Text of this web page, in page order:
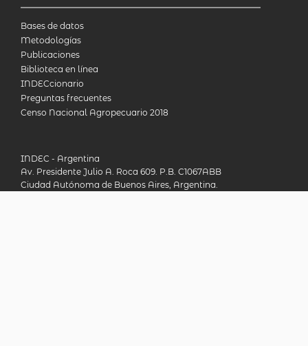
Bases de datos
Metodologías
Publicaciones
Biblioteca en línea
INDECcionario
Preguntas frecuentes
Censo Nacional Agropecuario 2018
INDEC - Argentina
Av. Presidente Julio A. Roca 609. P.B. C1067ABB
Ciudad Autónoma de Buenos Aires, Argentina.